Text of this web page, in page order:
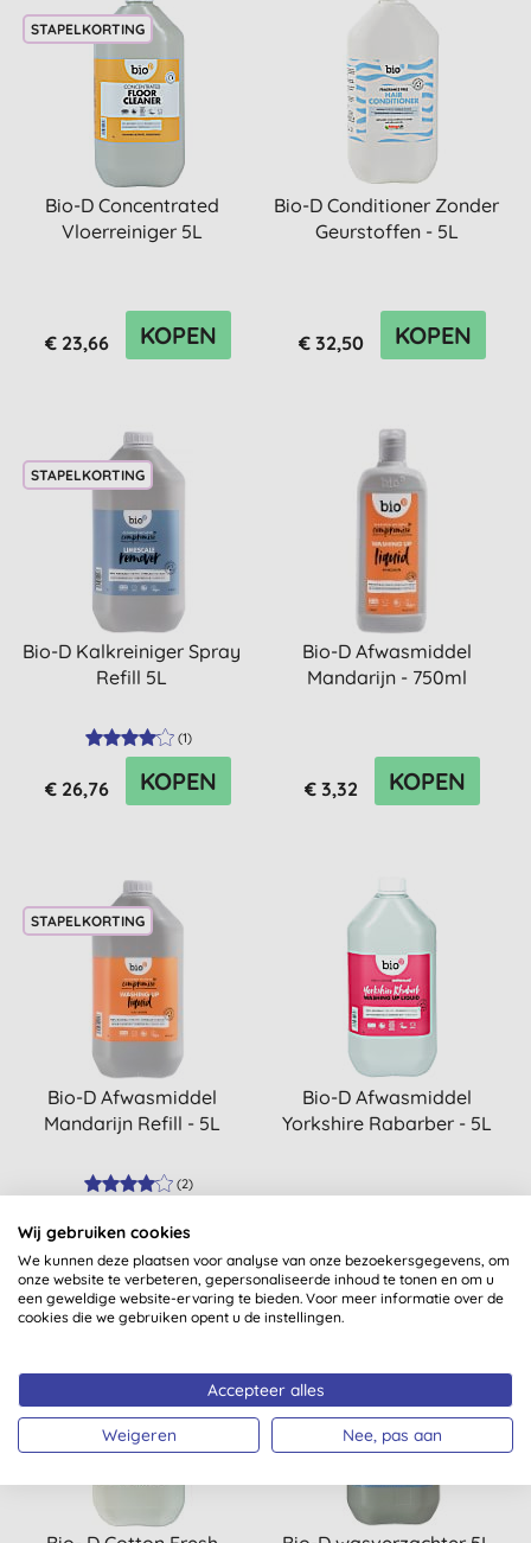
STAPELKORTING
Bio-D Concentrated
Vloerreiniger 5L
€ 23,66 KOPEN
Bio-D Conditioner Zonder
Geurstoffen - 5L
€ 32,50 KOPEN
STAPELKORTING
Bio-D Kalkreiniger Spray
Refill 5L
(1)
€ 26,76 KOPEN
Bio-D Afwasmiddel
Mandarijn - 750ml
€ 3,32 KOPEN
STAPELKORTING
Bio-D Afwasmiddel
Mandarijn Refill - 5L
(2)
€ 17,99 KOPEN
Bio-D Afwasmiddel
Yorkshire Rabarber - 5L
STAPELKORTING
Wij gebruiken cookies
We kunnen deze plaatsen voor analyse van onze bezoekersgegevens, om
onze website te verbeteren, gepersonaliseerde inhoud te tonen en om u
een geweldige website-ervaring te bieden. Voor meer informatie over de
cookies die we gebruiken opent u de instellingen.
Accepteer alles
Weigeren Nee, pas aan